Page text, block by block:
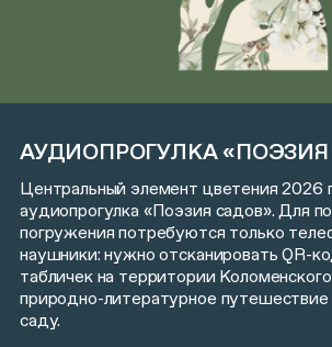
АУДИОПРОГУЛКА
Центральный элемент цветения 2026
аудиопрогулка «Поэзия садов». Для
погружения потребуются только
наушники: нужно отсканировать QR-
табличек на территории
природно-литературное
саду.